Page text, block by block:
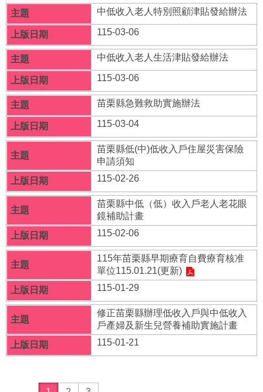
彩
券
盈
餘
補
助
公
告
專
區
兒
諮
詢
代
表
專
區
托
育
服
務
專
區
兒
中低收入老人特別照顧津貼發給辦法
115-03-06
中低收入老人生活津貼發給辦法
115-03-06
苗栗縣急難救助實施辦法
115-03-04
苗栗縣低(中)低收入戶住屋災害保險
申請須知
115-02-26
苗栗縣中低（低）收入戶老人老花眼
鏡補助計畫
115-02-06
115年苗栗縣早期療育自費療育核准
單位115.01.21(更新)
115-01-29
修正苗栗縣辦理低收入戶與中低收入
戶產婦及新生兒營養補助實施計畫
115-01-21